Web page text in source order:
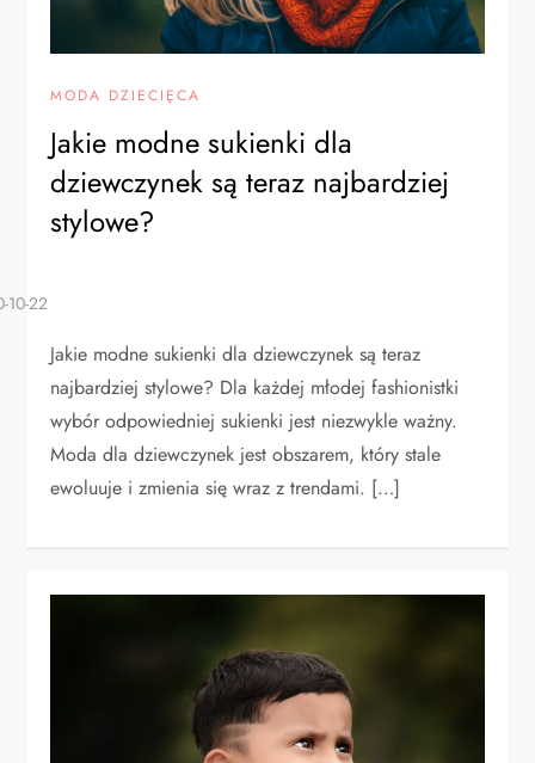
MODA DZIECIĘCA
Jakie modne sukienki dla
dziewczynek są teraz najbardziej
stylowe?
Jakie modne sukienki dla dziewczynek są teraz
najbardziej stylowe? Dla każdej młodej fashionistki
wybór odpowiedniej sukienki jest niezwykle ważny.
Moda dla dziewczynek jest obszarem, który stale
ewoluuje i zmienia się wraz z trendami. […]